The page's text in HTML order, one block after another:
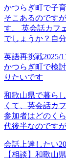
かつらぎ町で子
そこあるのです
す。 英会話カフ
でしょうか？自
英語再挑戦2025/
かつらぎ町で検
りたいです
和歌山県で暮ら
くて、英会話カ
参加者はどのく
代後半なのです
会話上達したい
【相談】和歌山